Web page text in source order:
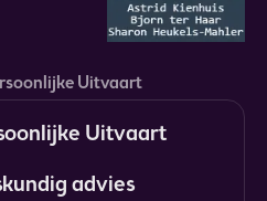
Uitvaart
Uitvaart
advies